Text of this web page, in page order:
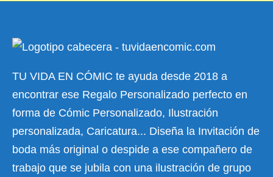
TU VIDA EN CÓMIC te ayuda desde 2018 a
encontrar ese Regalo Personalizado perfecto en
forma de Cómic Personalizado, Ilustración
personalizada, Caricatura... Diseña la Invitación de
boda más original o despide a ese compañero de
trabajo que se jubila con una ilustración de grupo